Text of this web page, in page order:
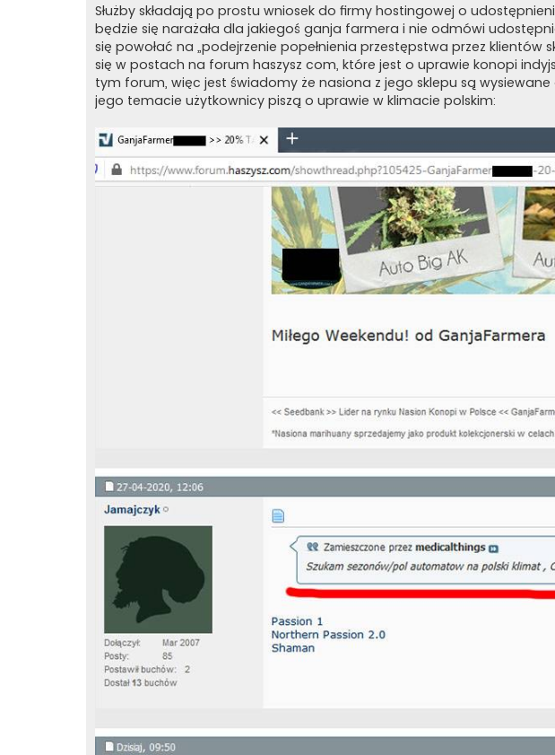
Służby składają po prostu wniosek do firmy hostingowej o
będzie się narażała dla jakiegoś ganja farmera i nie odmówi
się powołać na „podejrzenie popełnienia przestępstwa przez
się w postach na forum haszysz com, które jest o uprawie konopi
tym forum, więc jest świadomy że nasiona z jego sklepu są
jego temacie użytkownicy piszą o uprawie w klimacie polskim: